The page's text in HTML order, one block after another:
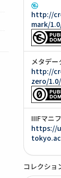
http://
mark/
メタデ
http://
zero/1.0/
IIIFマニ
https://
コレクショ